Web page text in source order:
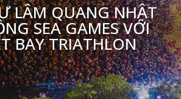
LÂM QUANG NHẬT
SEA GAMES VỚI
BAY TRIATHLON